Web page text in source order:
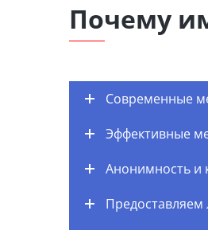
Почему
Современные
Эффективные
Анонимность и
Предоставляем